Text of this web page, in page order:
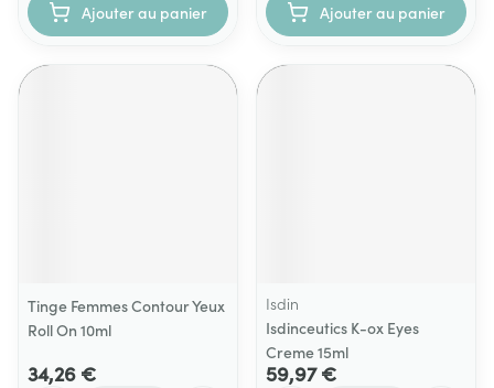
Ajouter au panier Ajouter au panier
Tinge Femmes Contour Yeux
Roll On 10ml
34,26 €
Isdin
Isdinceutics K-ox Eyes
Creme 15ml
59,97 €